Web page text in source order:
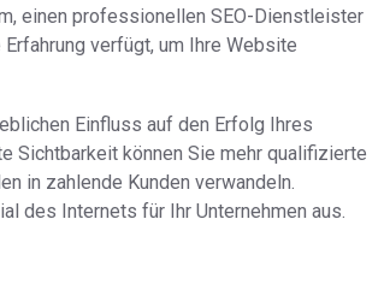
einen professionellen SEO-Dienstleister
verfügt, um Ihre Website
Einfluss auf den Erfolg Ihres
Sichtbarkeit können Sie mehr qualifizierte
in zahlende Kunden verwandeln.
des Internets für Ihr Unternehmen aus.